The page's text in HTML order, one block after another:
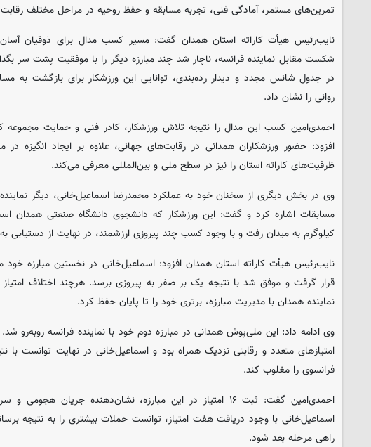
تمرین‌های مستمر، آمادگی فنی، تجربه مسابقه و حفظ روحیه در مراحل مختلف
نایب‌رئیس هیأت کاراته استان همدان گفت: مسیر کسب مدال برای ذوقیان آسان
شکست مقابل نماینده فرانسه، ناچار شد چند مبارزه دیگر را با موفقیت پشت سر
در جدول شانس مجدد و دیدار رده‌بندی، توانایی این ورزشکار برای بازگشت به
روانی را نشان داد.
احمدی‌امین کسب این مدال را نتیجه تلاش ورزشکار، کادر فنی و حمایت مجموعه
افزود: حضور ورزشکاران همدانی در رقابت‌های جهانی، علاوه بر ایجاد انگیزه در
ظرفیت‌های کاراته استان را نیز در سطح ملی و بین‌المللی معرفی می‌کند.
وی در بخش دیگری از سخنان خود به عملکرد محمدرضا اسماعیل‌خانی، دیگر
کیلوگرم به میدان رفت و با وجود کسب چند پیروزی ارزشمند، در نهایت از دستیابی به
نایب‌رئیس هیأت کاراته استان همدان افزود: اسماعیل‌خانی در نخستین مبارزه خود
قرار گرفت و موفق شد با نتیجه یک بر صفر به پیروزی برسد. هرچند اختلاف امتیاز
نماینده همدان با مدیریت مبارزه، برتری خود را تا پایان حفظ کرد.
وی ادامه داد: این ملی‌پوش همدانی در مبارزه دوم خود با نماینده فرانسه روبه‌رو
فرانسوی را مغلوب کند.
احمدی‌امین گفت: ثبت ۱۶ امتیاز در این مبارزه، نشان‌دهنده جریان
راهی مرحله بعد شود.